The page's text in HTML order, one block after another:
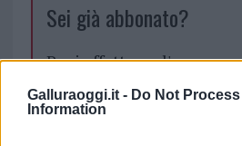
Galluraoggi.it - Do Not
Information
Sei già abbonato?
Puoi effettuare l'accesso
sezione Login dal menù
cliccando qui